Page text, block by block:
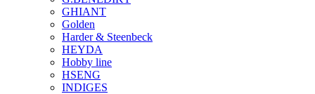
GHIANT
Golden
Harder & Steenbeck
HEYDA
Hobby line
HSENG
INDIGES